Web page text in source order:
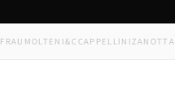
MOLTENI&C CAPPELLINI ZANOTTA EDRA